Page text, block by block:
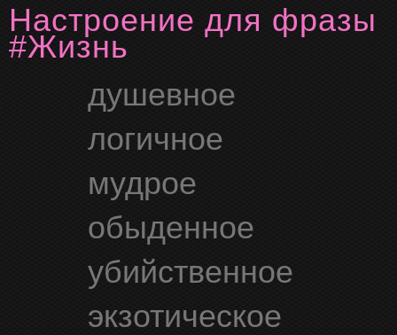
Настроение для фразы
#жизнь
душевное
логичное
мудрое
обыденное
убийственное
экзотическое